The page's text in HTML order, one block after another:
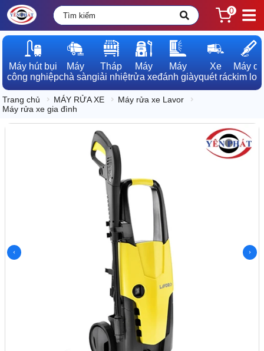
0
Máy hút bụi
công nghiệp
Máy
chà sàn
Tháp
giải nhiệt
Máy
rửa xe
Máy
đánh giày
Xe
quét rác
Máy dò
kim loại
Trang chủ MÁY RỬA XE
Máy rửa xe Lavor
Máy rửa xe gia đình